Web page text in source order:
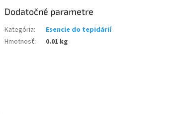
Dodatočné parametre
Kategória:
Esencie do tepidárií
Hmotnosť: 0.01 kg